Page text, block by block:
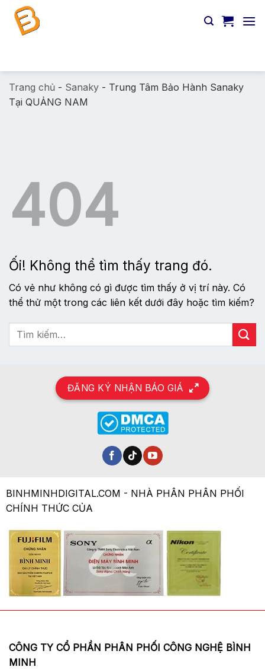
Chuyển
đến
Trang chủ - Sanaky - Trung Tâm Bảo Hành Sanaky
Tại QUẢNG NAM
404
Ối! Không thể tìm thấy trang đó.
Có vẻ như không có gì được tìm thấy ở vị trí này. Có
thể thử một trong các liên kết dưới đây hoặc tìm kiếm?
ĐĂNG KÝ NHẬN BÁO GIÁ
BINHMINHDIGITAL.COM - NHÀ PHÂN PHÂN PHỐI
CHÍNH THỨC CỦA
CÔNG TY CỔ PHẦN PHÂN PHỐI CÔNG NGHỆ BÌNH
MINH